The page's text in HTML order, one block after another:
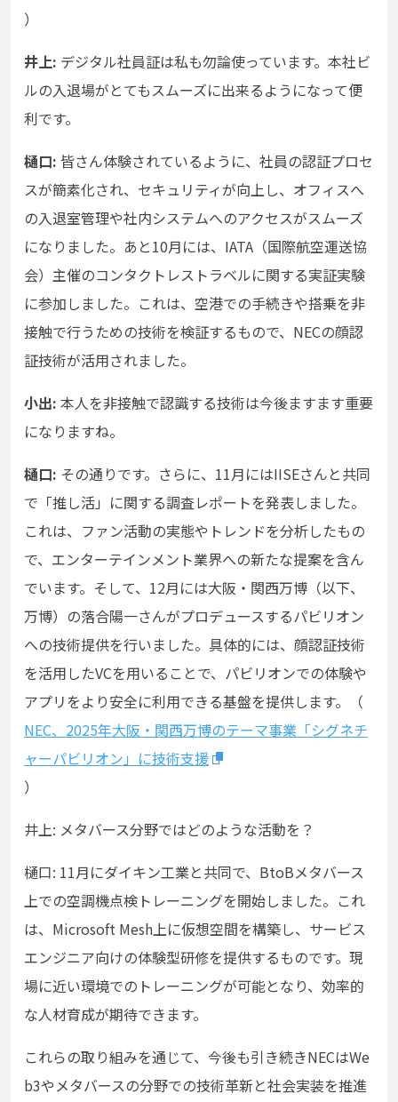
）
井上: デジタル社員証は私も勿論使っています。本社ビ
ルの入退場がとてもスムーズに出来るようになって便
利です。
樋口: 皆さん体験されているように、社員の認証プロセ
スが簡素化され、セキュリティが向上し、オフィスへ
の入退室管理や社内システムへのアクセスがスムーズ
になりました。あと10月には、IATA（国際航空運送協
会）主催のコンタクトレストラベルに関する実証実験
に参加しました。これは、空港での手続きや搭乗を非
接触で行うための技術を検証するもので、NECの顔認
証技術が活用されました。
小出: 本人を非接触で認識する技術は今後ますます重要
になりますね。
樋口: その通りです。さらに、11月にはIISEさんと共同
で「推し活」に関する調査レポートを発表しました。
これは、ファン活動の実態やトレンドを分析したもの
で、エンターテインメント業界への新たな提案を含ん
でいます。そして、12月には大阪・関西万博（以下、
万博）の落合陽一さんがプロデュースするパビリオン
への技術提供を行いました。具体的には、顔認証技術
を活用したVCを用いることで、パビリオンでの体験や
アプリをより安全に利用できる基盤を提供します。（
NEC、2025年大阪・関西万博のテーマ事業「シグネチ
ャーパビリオン」に技術支援
）
井上: メタバース分野ではどのような活動を？
樋口: 11月にダイキン工業と共同で、BtoBメタバース
上での空調機点検トレーニングを開始しました。これ
は、Microsoft Mesh上に仮想空間を構築し、サービス
エンジニア向けの体験型研修を提供するものです。現
場に近い環境でのトレーニングが可能となり、効率的
な人材育成が期待できます。
これらの取り組みを通じて、今後も引き続きNECはWe
b3やメタバースの分野での技術革新と社会実装を推進